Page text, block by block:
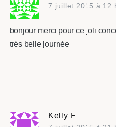
7 juillet 2015 à 12
bonjour merci pour ce joli
très belle journée
Kelly F